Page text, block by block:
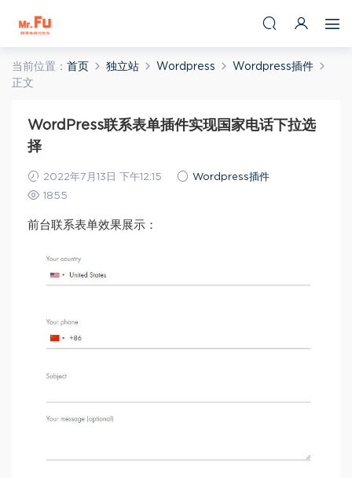
当前位置： 首页 独立站 Wordpress
Wordpress插件
正文
WordPress联系表单插件实现国家电话下拉选
择
2022年7月13日 下午12:15
Wordpress插件
1855
前台联系表单效果展示：